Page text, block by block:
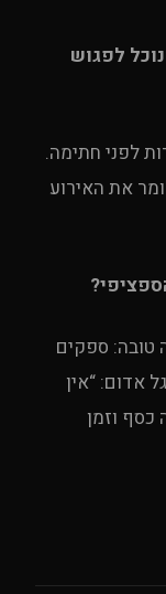
לפגוש
לפני חתימה.
את האירוע
טובה: ספקים
אדום: “אין
כסף וזמן